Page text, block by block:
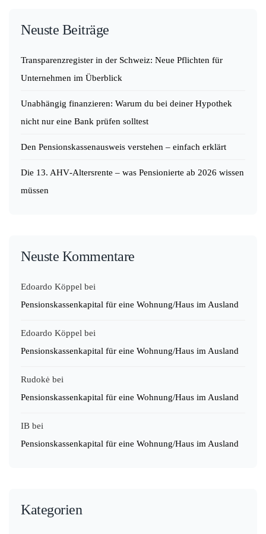
Neuste Beiträge
Transparenzregister in der Schweiz: Neue Pflichten für
Unternehmen im Überblick
Unabhängig finanzieren: Warum du bei deiner Hypothek
nicht nur eine Bank prüfen solltest
Den Pensionskassenausweis verstehen – einfach erklärt
Die 13. AHV‑Altersrente – was Pensionierte ab 2026 wissen
müssen
Neuste Kommentare
Edoardo Köppel bei
Pensionskassenkapital für eine Wohnung/Haus im Ausland
Edoardo Köppel bei
Pensionskassenkapital für eine Wohnung/Haus im Ausland
Rudokė bei
Pensionskassenkapital für eine Wohnung/Haus im Ausland
IB bei
Pensionskassenkapital für eine Wohnung/Haus im Ausland
Kategorien